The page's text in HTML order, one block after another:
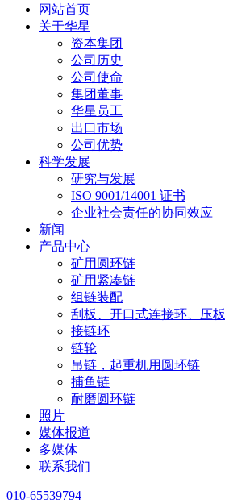
网站首页
关于华星
资本集团
公司历史
公司使命
集团董事
华星员工
出口市场
公司优势
科学发展
研究与发展
ISO 9001/14001 证书
企业社会责任的协同效应
新闻
产品中心
矿用圆环链
矿用紧凑链
组链装配
刮板、开口式连接环、压板
接链环
链轮
吊链，起重机用圆环链
捕鱼链
耐磨圆环链
照片
媒体报道
多媒体
联系我们
010-65539794